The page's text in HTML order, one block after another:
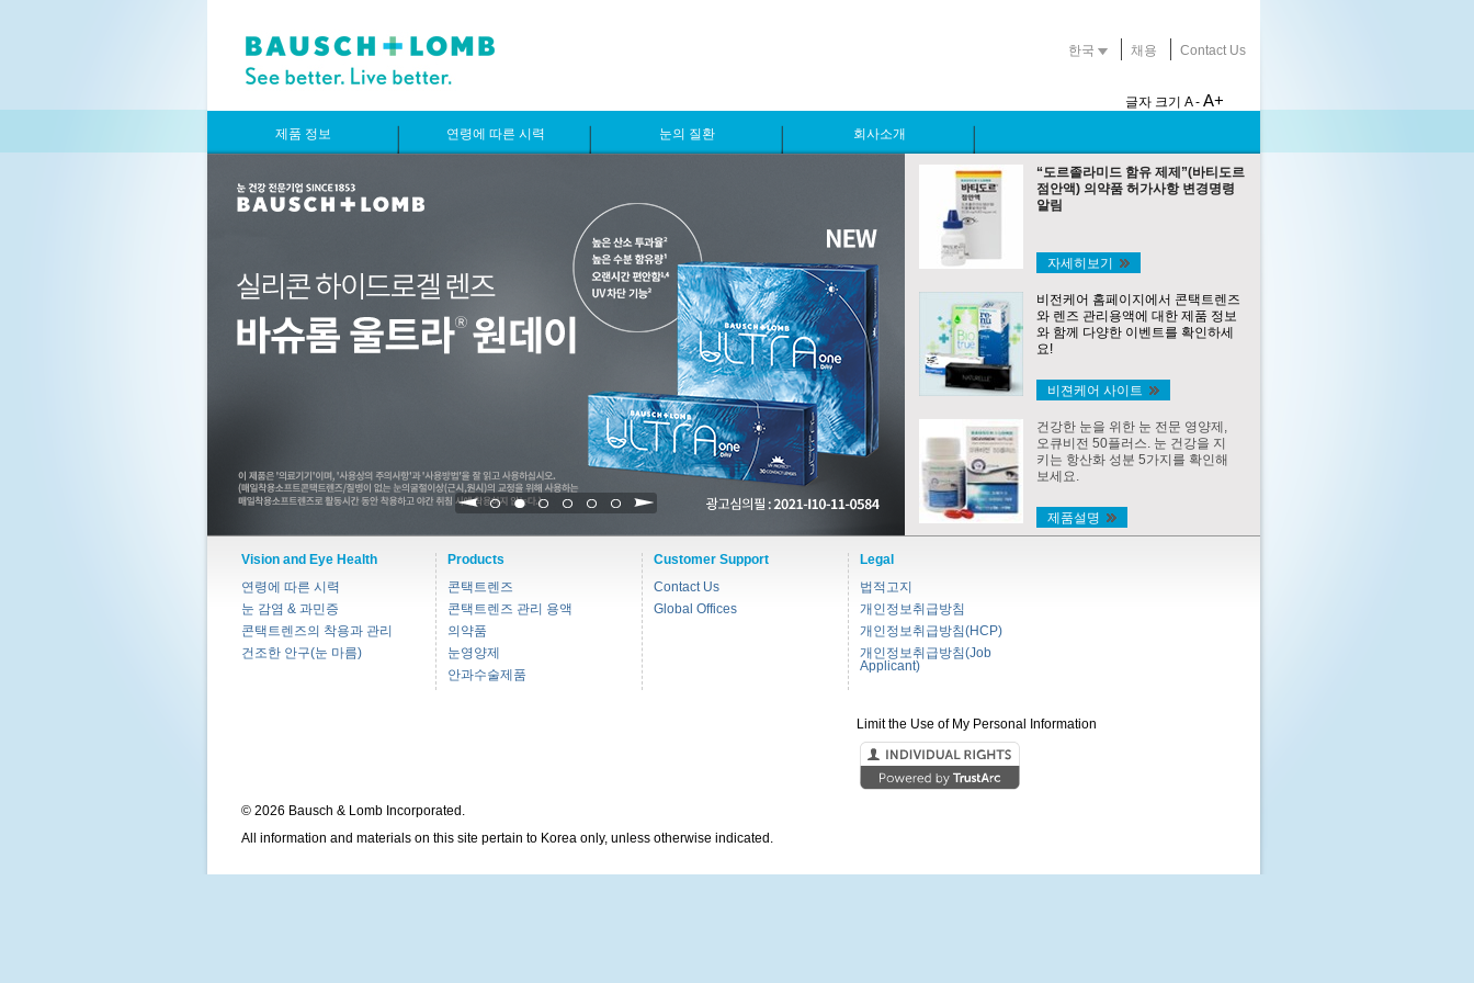
한국 채용 Contact Us
글자 크기 A - A+
제품 정보 연령에 따른 시력 눈의 질환 회사소개
1 2 3 4 5 6
“도르졸라미드 함유 제제”(바티도르
점안액) 의약품 허가사항 변경명령
알림
자세히보기
비전케어 홈페이지에서 콘택트렌즈
와 렌즈 관리용액에 대한 제품 정보
와 함께 다양한 이벤트를 확인하세
요!
비젼케어 사이트
건강한 눈을 위한 눈 전문 영양제,
오큐비전 50플러스. 눈 건강을 지
키는 항산화 성분 5가지를 확인해
보세요.
제품설명
Vision and Eye Health
연령에 따른 시력
눈 감염 & 과민증
콘택트렌즈의 착용과 관리
건조한 안구(눈 마름)
Products
콘택트렌즈
콘택트렌즈 관리 용액
의약품
눈영양제
안과수술제품
Customer Support
Contact Us
Global Offices
Legal
법적고지
개인정보취급방침
개인정보취급방침(HCP)
개인정보취급방침(Job
Applicant)
Limit the Use of My Personal Information
© 2026 Bausch & Lomb Incorporated.
All information and materials on this site pertain to Korea only, unless otherwise indicated.